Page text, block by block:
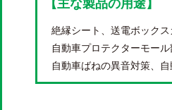
【主な製品の用途】
絶縁シート、送電ボック
自動車プロテクターモー
自動車ばねの異音対策、